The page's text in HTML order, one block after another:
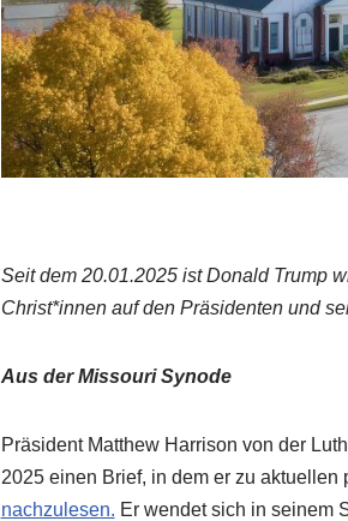
Seit dem 20.01.2025 ist Donald Trump
Christ*innen auf den Präsidenten und
Aus der Missouri Synode
Präsident Matthew Harrison von der
2025 einen Brief, in dem er zu
nachzulesen. Er wendet sich in seinem